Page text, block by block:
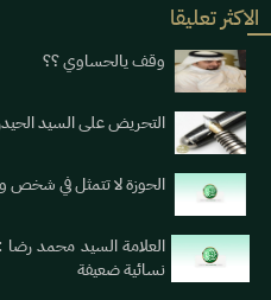
الاكثر تعليقا
وقف يالحساوي ؟؟
التحريض على السيد
الحوزة لا تتمثل في شخص
العلامة السيد محمد رضا
نسائية ضعيفة